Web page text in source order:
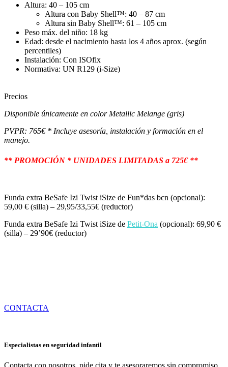
Altura: 40 – 105 cm
Altura con Baby Shell™: 40 – 87 cm
Altura sin Baby Shell™: 61 – 105 cm
Peso máx. del niño: 18 kg
Edad: desde el nacimiento hasta los 4 años aprox. (según
percentiles)
Instalación: Con ISOfix
Normativa: UN R129 (i-Size)
Precios
Disponible únicamente en color Metallic Melange (gris)
PVPR: 765€ * Incluye asesoría, instalación y formación en el
manejo.
** PROMOCIÓN * UNIDADES LIMITADAS a 725€ **
Funda extra BeSafe Izi Twist iSize de Fun*das bcn (opcional):
59,00 € (silla) – 29,95/33,55€ (reductor)
Funda extra BeSafe Izi Twist iSize de Petit-Ona (opcional): 69,90 €
(silla) – 29’90€ (reductor)
CONTACTA
Especialistas en seguridad infantil
Contacta con nosotros, pide cita y te asesoraremos sin compromiso